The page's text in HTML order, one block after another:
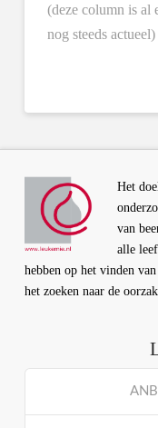
(deze column is al
nog steeds actueel)
Het
van
alle
hebben op het vinden
het zoeken naar de